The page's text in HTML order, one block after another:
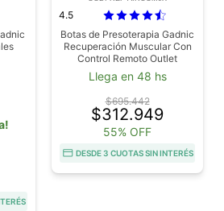
4.5
Botas de Presoterapia Gadnic
Recuperación Muscular Con
Control Remoto Outlet
Llega en 48 hs
$695.442
$312.949
55% OFF
DESDE 3 CUOTAS SIN INTERÉS